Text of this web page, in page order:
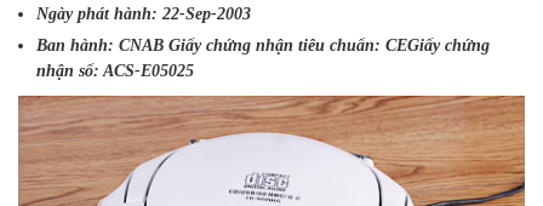
Ngày phát hành: 22-Sep-2003
Ban hành: CNAB Giấy chứng nhận tiêu chuẩn: CEGiấy chứng
nhận số: ACS-E05025